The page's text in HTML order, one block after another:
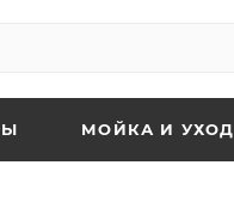
МОЙКА И УХОД